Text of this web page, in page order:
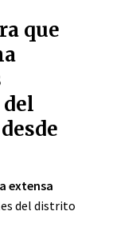
que
extensa
del distrito